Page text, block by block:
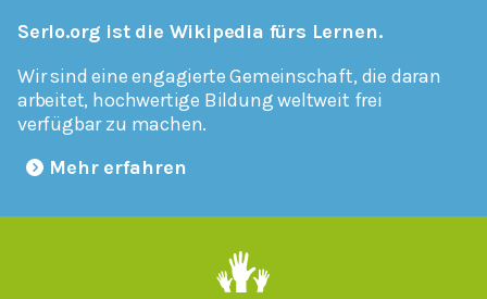
Serlo.org ist die Wikipedia fürs Lernen.
Wir sind eine engagierte Gemeinschaft, die daran
arbeitet, hochwertige Bildung weltweit frei
verfügbar zu machen.
Mehr erfahren